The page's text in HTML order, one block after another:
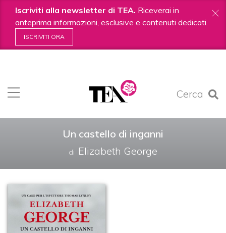
Iscriviti alla newsletter di TEA. Riceverai in
anteprima informazioni, esclusive e contenuti dedicati.
ISCRIVITI ORA
Cerca
contenuti.
|
Un castello di inganni
di Elizabeth George